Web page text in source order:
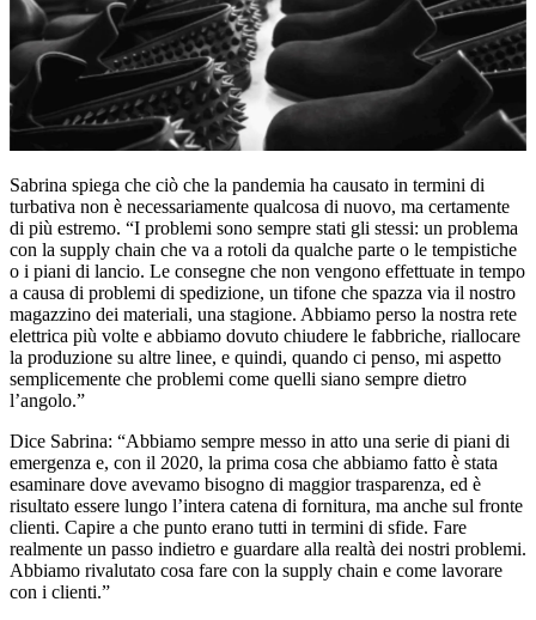
Sabrina spiega che ciò che la pandemia ha causato in termini di
turbativa non è necessariamente qualcosa di nuovo, ma certamente
di più estremo. “I problemi sono sempre stati gli stessi: un problema
con la supply chain che va a rotoli da qualche parte o le tempistiche
o i piani di lancio. Le consegne che non vengono effettuate in tempo
a causa di problemi di spedizione, un tifone che spazza via il nostro
magazzino dei materiali, una stagione. Abbiamo perso la nostra rete
elettrica più volte e abbiamo dovuto chiudere le fabbriche, riallocare
la produzione su altre linee, e quindi, quando ci penso, mi aspetto
semplicemente che problemi come quelli siano sempre dietro
l’angolo.”
Dice Sabrina: “Abbiamo sempre messo in atto una serie di piani di
emergenza e, con il 2020, la prima cosa che abbiamo fatto è stata
esaminare dove avevamo bisogno di maggior trasparenza, ed è
risultato essere lungo l’intera catena di fornitura, ma anche sul fronte
clienti. Capire a che punto erano tutti in termini di sfide. Fare
realmente un passo indietro e guardare alla realtà dei nostri problemi.
Abbiamo rivalutato cosa fare con la supply chain e come lavorare
con i clienti.”